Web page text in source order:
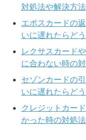
対処法や解決方法
エポスカードの
いに遅れたらど
レクサスカード
に合わない時の
セゾンカードの
いに遅れたらど
クレジットカー
かった時の対処法